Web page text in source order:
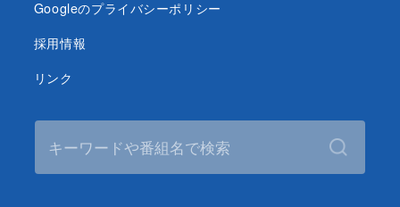
Googleのプライバシーポリシー
採用情報
リンク